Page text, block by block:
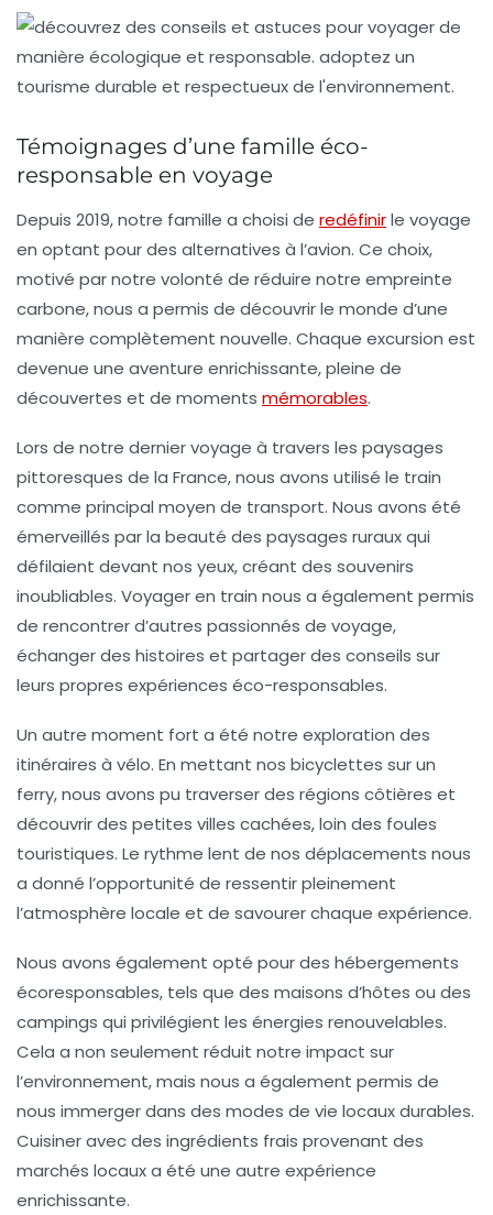
Témoignages d’une famille éco-
responsable en voyage
Depuis 2019, notre famille a choisi de redéfinirle voyage
en optant pour des alternatives à l’avion. Ce choix,
motivé par notre volonté de réduire notre empreinte
carbone, nous a permis de découvrir le monde d’une
manière complètement nouvelle. Chaque excursion est
devenue une aventure enrichissante, pleine de
découvertes et de moments mémorables.
Lors de notre dernier voyage à travers les paysages
pittoresques de la France, nous avons utilisé le train
comme principal moyen de transport. Nous avons été
émerveillés par la beauté des paysages ruraux qui
défilaient devant nos yeux, créant des souvenirs
inoubliables. Voyager en train nous a également permis
de rencontrer d’autres passionnés de voyage,
échanger des histoires et partager des conseils sur
leurs propres expériences éco-responsables.
Un autre moment fort a été notre exploration des
itinéraires à vélo. En mettant nos bicyclettes sur un
ferry, nous avons pu traverser des régions côtières et
découvrir des petites villes cachées, loin des foules
touristiques. Le rythme lent de nos déplacements nous
a donné l’opportunité de ressentir pleinement
l’atmosphère locale et de savourer chaque expérience.
Nous avons également opté pour des hébergements
écoresponsables, tels que des maisons d’hôtes ou des
campings qui privilégient les énergies renouvelables.
Cela a non seulement réduit notre impact sur
l’environnement, mais nous a également permis de
nous immerger dans des modes de vie locaux durables.
Cuisiner avec des ingrédients frais provenant des
marchés locaux a été une autre expérience
enrichissante.